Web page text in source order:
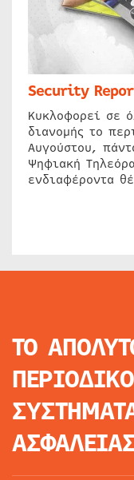
Security
Κυκλοφορεί σε
διανομής το
Αυγούστου,
Ψηφιακή
ενδιαφέροντα
ΤΟ
ΠΕΡΙΟΔΙΚΟ